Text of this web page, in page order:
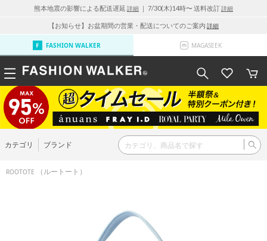
熊本地震の影響による配送遅延 詳細 ｜ 7/30(木)14時〜 送料改訂詳細
【お知らせ】お盆期間の営業・配送についてのご案内 詳細
FASHION WALKER MAGASEEK
カテゴリ ブランド
ROOTOTE （ルートート）